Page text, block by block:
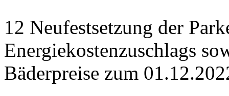
12 Neufestsetzung der
Energiekostenzuschlags
Bäderpreise zum